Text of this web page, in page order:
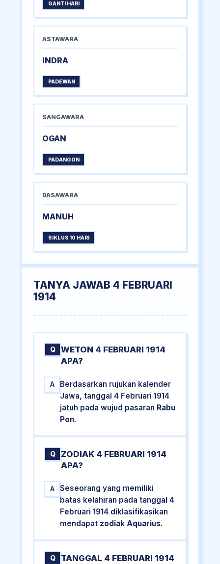
GANTI HARI
ASTAWARA
INDRA
PADEWAN
SANGAWARA
OGAN
PADANGON
DASAWARA
MANUH
SIKLUS 10 HARI
TANYA JAWAB 4 FEBRUARI
1914
Q
WETON 4 FEBRUARI 1914
APA?
A
Berdasarkan rujukan kalender
Jawa, tanggal 4 Februari 1914
jatuh pada wujud pasaran Rabu
Pon.
Q
ZODIAK 4 FEBRUARI 1914
APA?
A
Seseorang yang memiliki
batas kelahiran pada tanggal 4
Februari 1914 diklasifikasikan
mendapat zodiak Aquarius.
Q
TANGGAL 4 FEBRUARI 1914